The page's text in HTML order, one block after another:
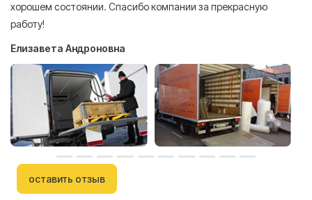
хорошем состоянии. Спасибо компании за прекрасную
работу!
Елизавета Андроновна
оставить отзыв